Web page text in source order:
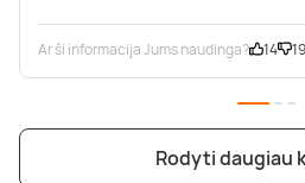
Ar ši informacija Jums naudinga? 14 19
Rodyti daugiau